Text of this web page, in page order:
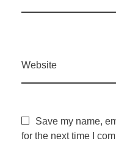
ç
o
,
Website
Save my name,
for the next time I